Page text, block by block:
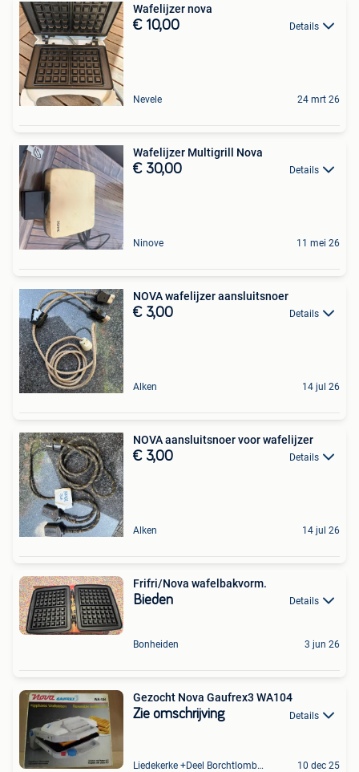
Wafelijzer nova
€ 10,00 Details
Nevele 24 mrt 26
Wafelijzer Multigrill Nova
€ 30,00 Details
Ninove 11 mei 26
NOVA wafelijzer aansluitsnoer
€ 3,00 Details
Alken 14 jul 26
NOVA aansluitsnoer voor wafelijzer
€ 3,00 Details
Alken 14 jul 26
Frifri/Nova wafelbakvorm.
Bieden Details
Bonheiden 3 jun 26
Gezocht Nova Gaufrex3 WA104
Zie omschrijving Details
Liedekerke +Deel Borchtlombeek 10 dec 25